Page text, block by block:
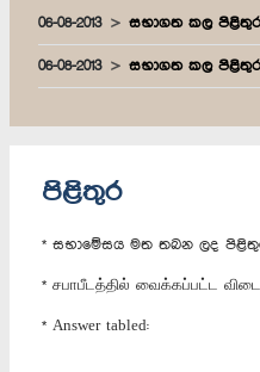
06-08-2013 සභාගත කල
06-08-2013 සභාගත කල
පිළිතුර
* සභාමේසය මත තබන ලද
* சபாபீடத்தில் வைக்கப்பட்ட
* Answer tabled: